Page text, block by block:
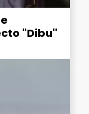
"Dibu"